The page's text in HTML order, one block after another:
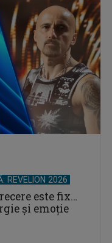
REVELION 2026
este fix…
și emoție